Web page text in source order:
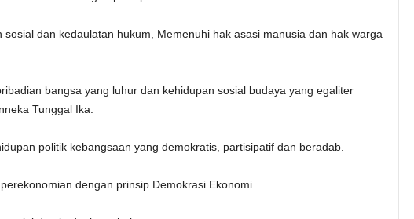
sosial dan kedaulatan hukum, Memenuhi hak asasi manusia dan hak warga
bangsa yang luhur dan kehidupan sosial budaya yang egaliter
Tunggal Ika.
politik kebangsaan yang demokratis, partisipatif dan beradab.
dengan prinsip Demokrasi Ekonomi.